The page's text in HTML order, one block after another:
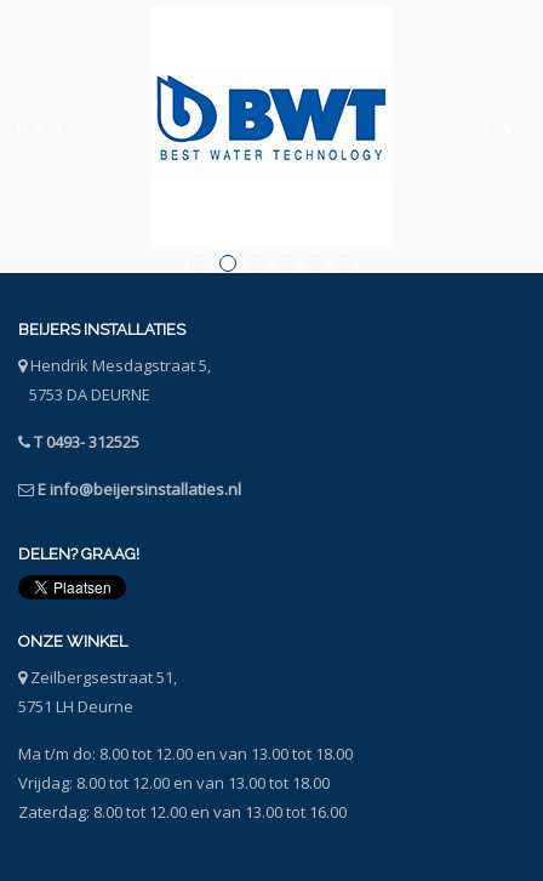
BEIJERS INSTALLATIES
Hendrik Mesdagstraat 5,
5753 DA DEURNE
T 0493- 312525
Einfo@beijersinstallaties.nl
DELEN? GRAAG!
ONZE WINKEL
Zeilbergsestraat 51,
5751 LH Deurne
Ma t/m do: 8.00 tot 12.00 en van 13.00 tot 18.00
Vrijdag: 8.00 tot 12.00 en van 13.00 tot 18.00
Zaterdag: 8.00 tot 12.00 en van 13.00 tot 16.00